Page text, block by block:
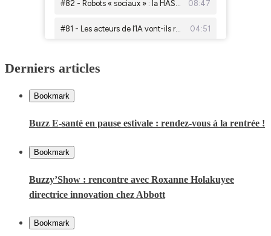
Derniers articles
Bookmark
Buzz E-santé en pause estivale : rendez-vous à la rentrée !
Bookmark
Buzzy’Show : rencontre avec Roxanne Holakuyee
directrice innovation chez Abbott
Bookmark